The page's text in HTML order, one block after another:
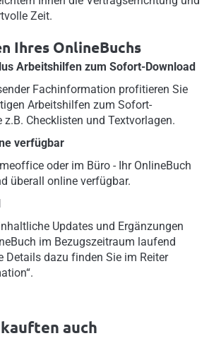
Zeit.
Ihres OnlineBuchs
Arbeitshilfen zum Sofort-Download
Fachinformation profitieren Sie
Arbeitshilfen zum Sofort-
z.B. Checklisten und Textvorlagen.
verfügbar
oder im Büro - Ihr OnlineBuch
überall online verfügbar.
Updates und Ergänzungen
im Bezugszeitraum laufend
Details dazu finden Sie im Reiter
auch